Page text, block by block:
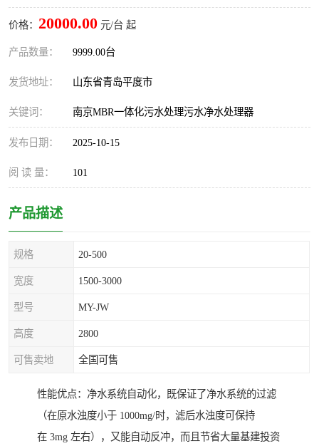
价格： 20000.00 元/台 起
产品数量： 9999.00台
发货地址： 山东省青岛平度市
关键词： 南京MBR一体化污水处理污水净水处理器
发布日期： 2025-10-15
阅 读 量： 101
产品描述
规格 20-500
宽度 1500-3000
型号 MY-JW
高度 2800
可售卖地 全国可售
性能优点：净水系统自动化，既保证了净水系统的过滤
（在原水浊度小于 1000mg/时，滤后水浊度可保持
在 3mg 左右），又能自动反冲，而且节省大量基建投资